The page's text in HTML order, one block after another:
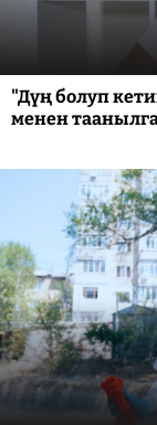
"Дүң болуп
менен